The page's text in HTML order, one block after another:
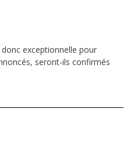
exceptionnelle pour
seront-ils confirmés